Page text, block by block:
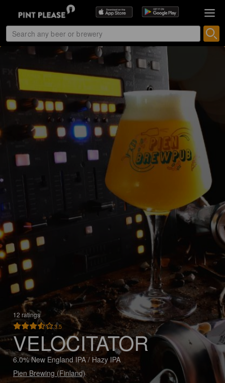
12 ratings
3.5
VELOCITATOR
6.0% New England IPA / Hazy IPA
Pien Brewing (Finland)